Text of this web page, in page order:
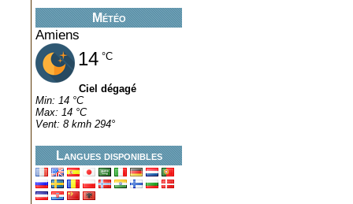
Météo
Amiens
14 °C
Ciel dégagé
Min: 14 °C
Max: 14 °C
Vent: 8 kmh 294°
Langues disponibles